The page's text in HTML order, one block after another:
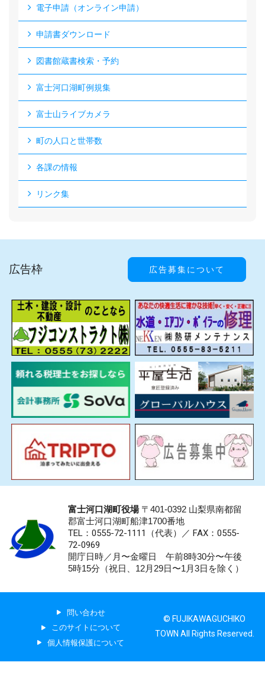
電子申請（オンライン申請）
申請書ダウンロード
図書館蔵書検索・予約
富士河口湖町例規集
富士山ライブカメラ
町の人口と世帯数
各課の情報
リンク集
広告枠 広告募集について
富士河口湖町役場〒401-0392 山梨県南都留
郡富士河口湖町船津1700番地
TEL：0555-72-1111 （代表）／ FAX：0555-
72-0969
開庁日時／月〜金曜日 午前8時30分〜午後
5時15分（祝日、12月29日〜1月3日を除く）
問い合わせ
このサイトについて
個人情報保護について
© FUJIKAWAGUCHIKO
TOWN All Rights Reserved.